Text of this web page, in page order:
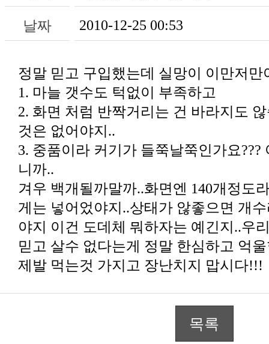
날짜 2010-12-25 00:53
정말 믿고 구입했는데 실망이 이만저만
1. 마늘 갯수도 턱없이 부족하고
것은 없어야지..
니까..
믿고 살수 없다는게 정말 한심하고 억
제발 먹는것 가지고 장난치지 맙시다!!!
목록